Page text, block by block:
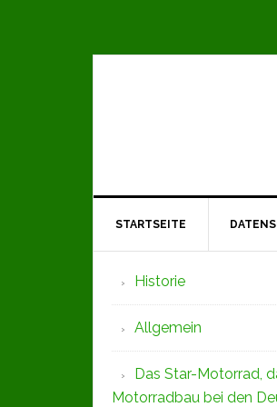
STARTSEITE
Seitenspalte
Historie
Allgemein
Das Star-Motorrad,
Motorradbau bei den